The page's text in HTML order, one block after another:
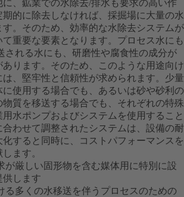
、鉱業での水除去/排水も要求の高い作
的に除去しなければ、採掘場に大量の水
。そのため、効率的な水除去システムが
重要な要素となります。プロセス水にも
される水にも、研磨性や腐食性の成分が
ります。そのため、このような用途向け
、堅牢性と信頼性が求められます。少量
使用する場合でも、あるいは砂や砂利の
物質を移送する場合でも、それぞれの特殊
水ポンプおよびシステムを使用すること
わせて調整されたシステムは、設備の耐
すると同時に、コストパフォーマンスを
ます。
が厳しい固形物を含む媒体用に特別に設
供します
る多くの水移送を伴うプロセスのための